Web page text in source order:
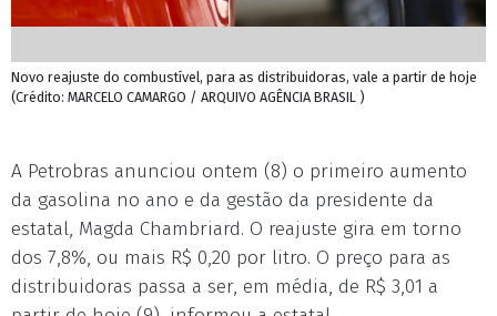
Novo reajuste do combustível, para as distribuidoras, vale a partir de hoje
(Crédito: MARCELO CAMARGO / ARQUIVO AGÊNCIA BRASIL )
A Petrobras anunciou ontem (8) o primeiro aumento
da gasolina no ano e da gestão da presidente da
estatal, Magda Chambriard. O reajuste gira em torno
dos 7,8%, ou mais R$ 0,20 por litro. O preço para as
distribuidoras passa a ser, em média, de R$ 3,01 a